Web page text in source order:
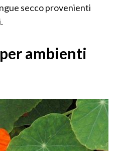
secco provenienti
ambienti